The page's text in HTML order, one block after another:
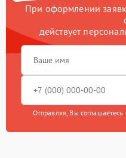
При оформлении
действует
Отправляя, Вы соглашаетесь